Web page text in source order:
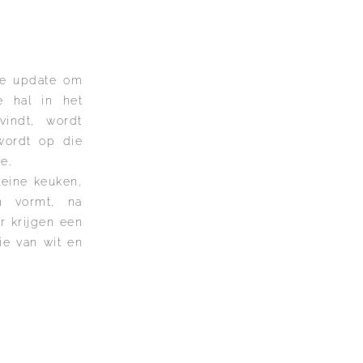
update om
hal in het
wordt
op die
keuken,
vormt, na
krijgen een
van wit en